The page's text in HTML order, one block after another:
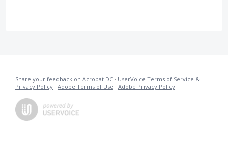
Share your feedback on Acrobat DC · UserVoice Terms of Service &
Privacy Policy · Adobe Terms of Use · Adobe Privacy Policy